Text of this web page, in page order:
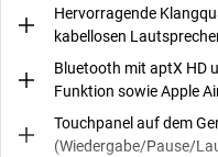
Hervorragende
kabellosen
Bluetooth mit aptX HD
Funktion sowie Apple
Touchpanel auf dem
(Wiedergabe/Pause/